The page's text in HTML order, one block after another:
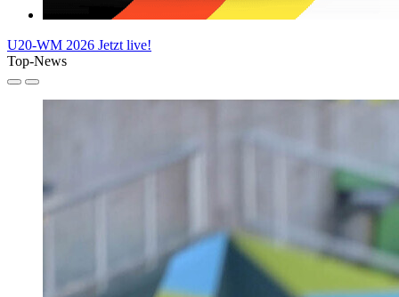
U20-WM 2026 Jetzt live!
Top-News